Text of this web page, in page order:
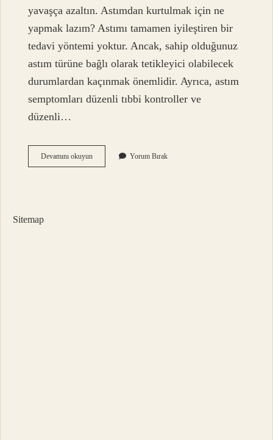
yavaşça azaltın. Astımdan kurtulmak için ne
yapmak lazım? Astımı tamamen iyileştiren bir
tedavi yöntemi yoktur. Ancak, sahip olduğunuz
astım türüne bağlı olarak tetikleyici olabilecek
durumlardan kaçınmak önemlidir. Ayrıca, astım
semptomları düzenli tıbbi kontroller ve
düzenli…
Devamını okuyunAstım
Hastasının
Yorum Bırak
Sitemap